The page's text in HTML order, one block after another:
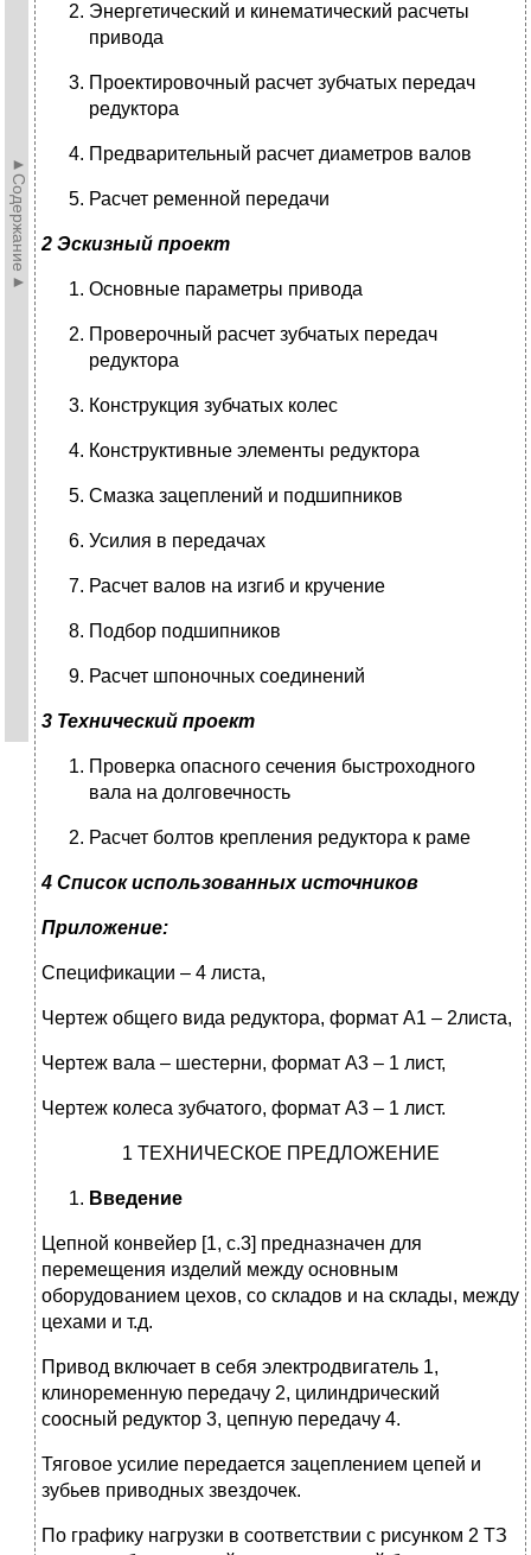
►Содержание►
Энергетический и кинематический расчеты
привода
Проектировочный расчет зубчатых передач
редуктора
Предварительный расчет диаметров валов
Расчет ременной передачи
2 Эскизный проект
Основные параметры привода
Проверочный расчет зубчатых передач
редуктора
Конструкция зубчатых колес
Конструктивные элементы редуктора
Смазка зацеплений и подшипников
Усилия в передачах
Расчет валов на изгиб и кручение
Подбор подшипников
Расчет шпоночных соединений
3 Технический проект
Проверка опасного сечения быстроходного
вала на долговечность
Расчет болтов крепления редуктора к раме
4 Список использованных источников
Приложение:
Спецификации – 4 листа,
Чертеж общего вида редуктора, формат А1 – 2листа,
Чертеж вала – шестерни, формат А3 – 1 лист,
Чертеж колеса зубчатого, формат А3 – 1 лист.
1 ТЕХНИЧЕСКОЕ ПРЕДЛОЖЕНИЕ
Введение
Цепной конвейер [1, с.3] предназначен для
перемещения изделий между основным
оборудованием цехов, со складов и на склады, между
цехами и т.д.
Привод включает в себя электродвигатель 1,
клиноременную передачу 2, цилиндрический
соосный редуктор 3, цепную передачу 4.
Тяговое усилие передается зацеплением цепей и
зубьев приводных звездочек.
По графику нагрузки в соответствии с рисунком 2 ТЗ